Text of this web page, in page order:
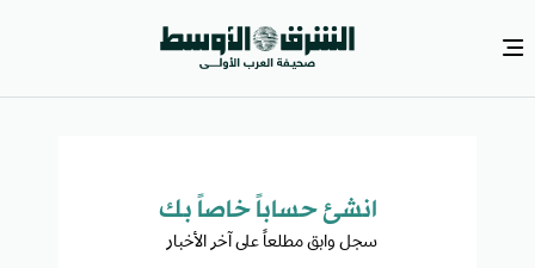
انشئ حساباً خاصاً بك​
سجل وابق مطلعاً على آخر الأخبار ​